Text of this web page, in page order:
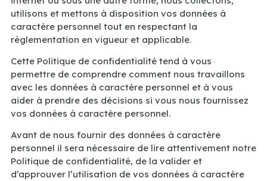
utilisons et mettons à disposition vos données à
caractère personnel tout en respectant la
réglementation en vigueur et applicable.
Cette Politique de confidentialité tend à vous
permettre de comprendre comment nous travaillons
avec les données à caractère personnel et à vous
aider à prendre des décisions si vous nous fournissez
vos données à caractère personnel.
Avant de nous fournir des données à caractère
personnel il sera nécessaire de lire attentivement notre
Politique de confidentialité, de la valider et
d’approuver l’utilisation de vos données à caractère